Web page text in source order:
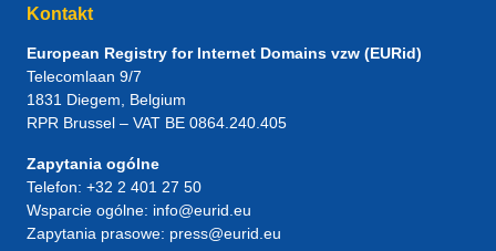
Kontakt
European Registry for Internet Domains vzw (EURid)
Telecomlaan 9/7
1831 Diegem , Belgium
RPR Brussel – VAT BE 0864.240.405
Zapytania ogólne
Telefon: +32 2 401 27 50
Wsparcie ogólne: info@eurid.eu
Zapytania prasowe: press@eurid.eu